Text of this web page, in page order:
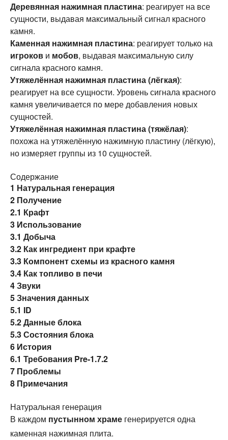
Деревянная нажимная пластина: реагирует на все
сущности, выдавая максимальный сигнал красного
камня.
Каменная нажимная пластина: реагирует только на
игроков и мобов, выдавая максимальную силу
сигнала красного камня.
Утяжелённая нажимная пластина (лёгкая):
реагирует на все сущности. Уровень сигнала красного
камня увеличивается по мере добавления новых
сущностей.
Утяжелённая нажимная пластина (тяжёлая):
похожа на утяжелённую нажимную пластину (лёгкую),
но измеряет группы из 10 сущностей.
Содержание
1 Натуральная генерация
2 Получение
2.1 Крафт
3 Использование
3.1 Добыча
3.2 Как ингредиент при крафте
3.3 Компонент схемы из красного камня
3.4 Как топливо в печи
4Звуки
5Значения данных
5.1 ID
5.2Данные блока
5.3Состояния блока
6 История
6.1 Требования Pre-1.7.2
7 Проблемы
8 Примечания
Натуральная генерация
В каждом пустынном храме генерируется одна
каменная нажимная плита.